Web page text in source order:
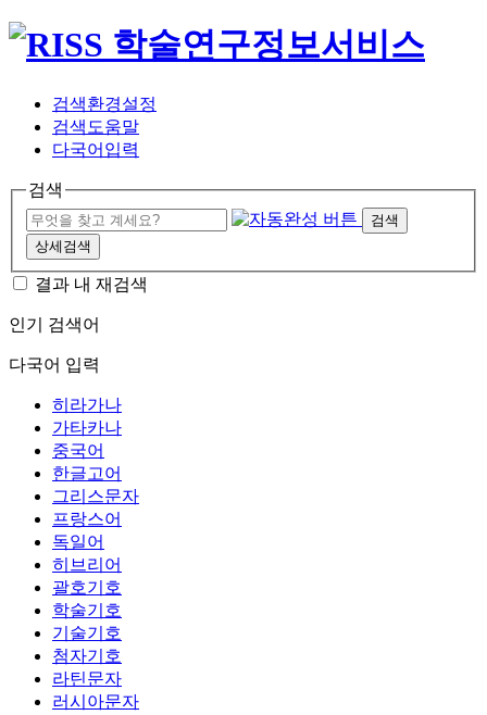
검색환경설정
검색도움말
다국어입력
검색
검색
상세검색
결과 내 재검색
인기 검색어
다국어 입력
히라가나
가타카나
중국어
한글고어
그리스문자
프랑스어
독일어
히브리어
괄호기호
학술기호
기술기호
첨자기호
라틴문자
러시아문자